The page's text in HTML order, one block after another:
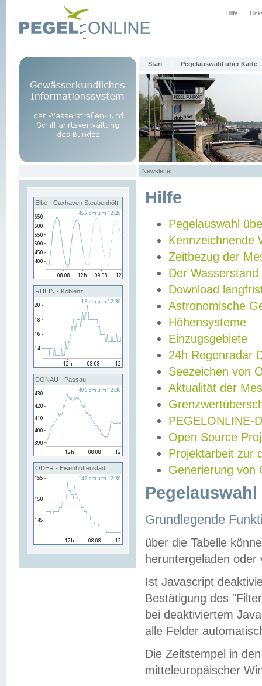
Hilfe
Start Pegelauswahl über Karte
Newsletter
Elbe - Cuxhaven Steubenhöft
RHEIN - Koblenz
DONAU - Passau
ODER - Eisenhüttenstadt
Hilfe
Pegelauswahl
Kennzeichnende
Zeitbezug der
Der Wasserstand
Download
Astronomische
Höhensysteme
Einzugsgebiete
24h Regenradar
Seezeichen von
Aktualität der
PEGELONLINE-
Open Source
Projektarbeit zur
Generierung von
Grundlegende
über die Tabelle
heruntergeladen oder
Ist Javascript
Bestätigung des
bei deaktiviertem
alle Felder
Die Zeitstempel in
mitteleuropäischer